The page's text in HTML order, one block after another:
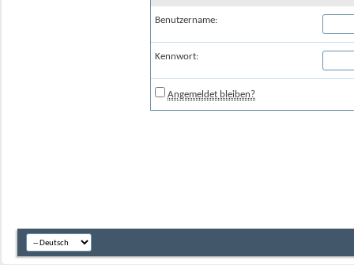
Benutzername:
Kennwort:
Angemeldet bleiben?